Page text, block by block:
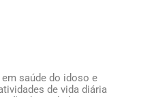
saúde do idoso e
de vida diária